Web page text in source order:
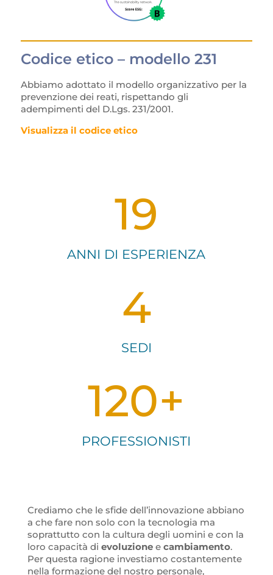
Codice etico – modello 231
Abbiamo adottato il modello organizzativo per la
prevenzione dei reati, rispettando gli
adempimenti del D.Lgs. 231/2001.
Visualizza il codice etico
19
ANNI DI ESPERIENZA
4
SEDI
120+
PROFESSIONISTI
Crediamo che le sfide dell’innovazione abbiano
a che fare non solo con la tecnologia ma
soprattutto con la cultura degli uomini e con la
loro capacità di evoluzionee cambiamento.
Per questa ragione investiamo costantemente
nella formazione del nostro personale,